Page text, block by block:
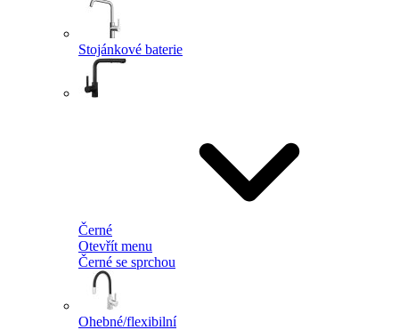
Stojánkové baterie
Černé
Otevřít menu
Černé se sprchou
Ohebné/flexibilní